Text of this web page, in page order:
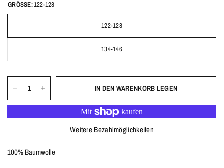
GRÖSSE:122-128
122-128
134-146
IN DEN WARENKORB LEGEN
Weitere Bezahlmöglichkeiten
100% Baumwolle